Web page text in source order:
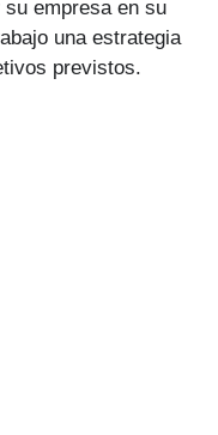
empresa en su
una estrategia
previstos.